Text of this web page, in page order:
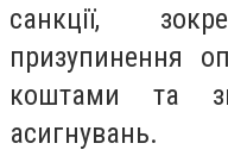
санкції,
призупинення
коштами та
асигнувань.